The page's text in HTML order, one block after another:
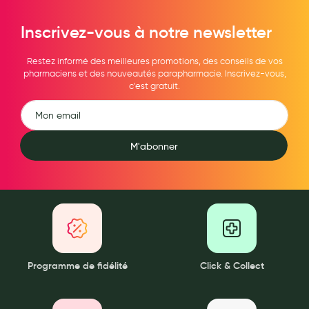
Pour Homme
Crème solaire - Visage et corps
Préservatifs - Gels lubrifiants
Accessoires, coutellerie, brosserie
Bouillottes
Mon bébé
Soins bébé
Inscrivez-vous à notre newsletter
Restez informé des meilleures promotions, des conseils de vos
pharmaciens et des nouveautés parapharmacie. Inscrivez-vous,
c'est gratuit.
M'abonner
Programme de fidélité Click & Collect